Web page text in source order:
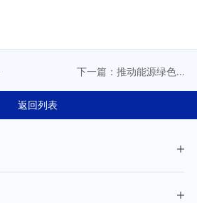
下一篇：推动能源绿色转
返回列表